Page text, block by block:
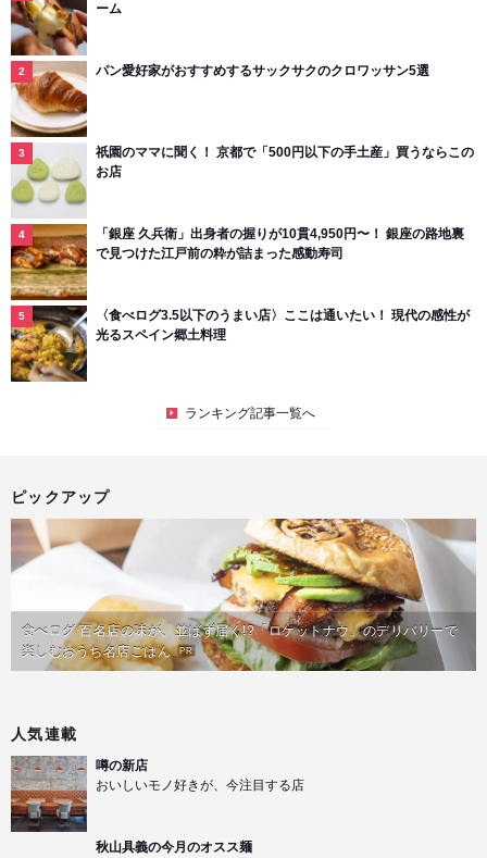
ーム
パン愛好家がおすすめするサックサクのクロワッサン5選
祇園のママに聞く！ 京都で「500円以下の手土産」買うならこの
お店
「銀座 久兵衛」出身者の握りが10貫4,950円〜！ 銀座の路地裏
で見つけた江戸前の粋が詰まった感動寿司
〈食べログ3.5以下のうまい店〉ここは通いたい！ 現代の感性が
光るスペイン郷土料理
ランキング記事一覧へ
ピックアップ
食べログ 百名店の味が、並ばず届く!?「ロケットナウ」のデリバリーで
楽しむおうち名店ごはん PR
人気連載
噂の新店
おいしいモノ好きが、今注目する店
秋山具義の今月のオスス麺